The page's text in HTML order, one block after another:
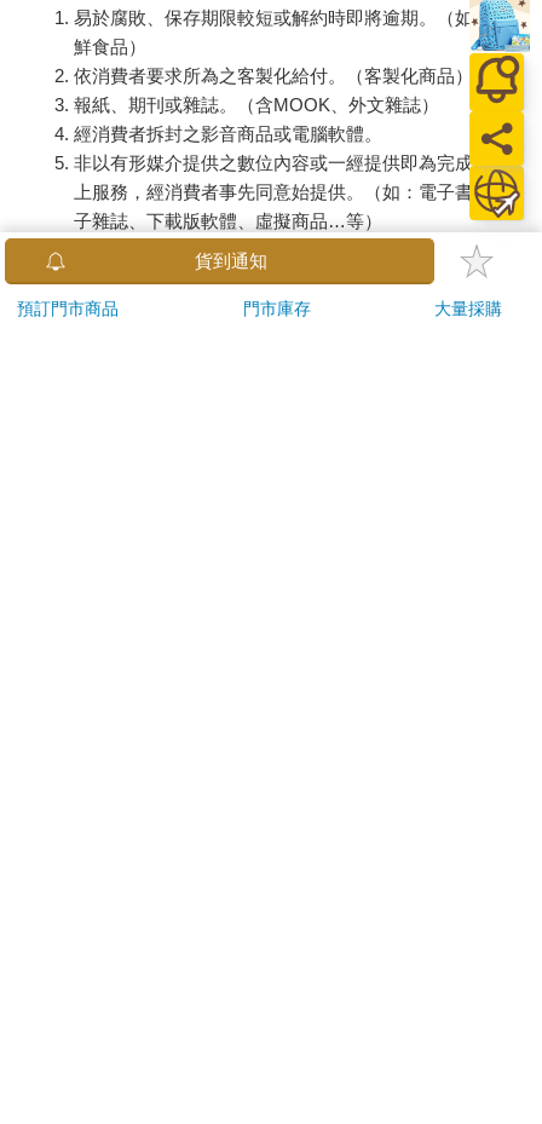
易於腐敗、保存期限較短或解約時即將逾期。（如：生
鮮食品）
依消費者要求所為之客製化給付。（客製化商品）
報紙、期刊或雜誌。（含MOOK、外文雜誌）
經消費者拆封之影音商品或電腦軟體。
非以有形媒介提供之數位內容或一經提供即為完成之線
上服務，經消費者事先同意始提供。（如：電子書、電
子雜誌、下載版軟體、虛擬商品…等）
已拆封之個人衛生用品。（如：內衣褲、刮鬍刀、除毛
若非上列種類商品，均享有到貨7天的猶豫期（含例假
貨到通知
預訂門市商品 門市庫存 大量採購